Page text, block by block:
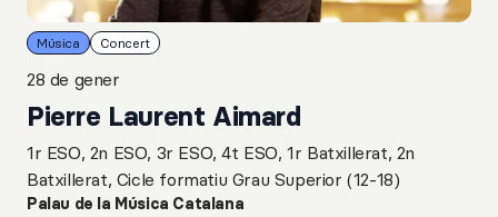
Música Concert
28 de gener
Pierre Laurent Aimard
1r ESO, 2n ESO, 3r ESO, 4t ESO, 1r Batxillerat, 2n
Batxillerat, Cicle formatiu Grau Superior (12-18)
Palau de la Música Catalana